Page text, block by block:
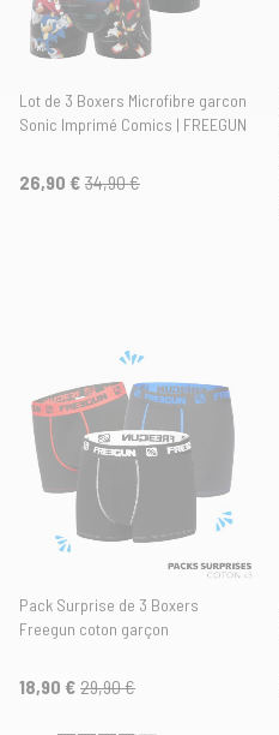
Lot de 3 Boxers Microfibre garcon
Sonic Imprimé Comics | FREEGUN
26,90 € 34,90 €
Pack Surprise de 3 Boxers
Freegun coton garçon
18,90 € 29,90 €